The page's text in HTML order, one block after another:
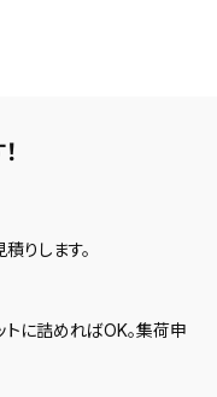
りします。
に詰めればOK。集荷申